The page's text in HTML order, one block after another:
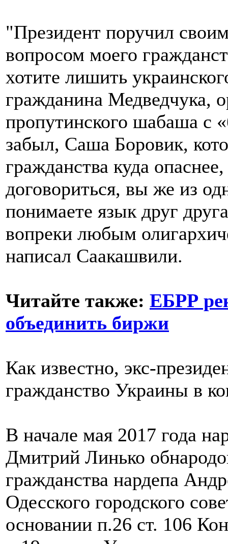
"Президент поручил
вопросом моего
хотите лишить
гражданина Медведчука,
пропутинского шабаша с
забыл, Саша Боровик,
гражданства куда
договориться, вы же из
понимаете язык друг
вопреки любым
написал Саакашвили.
Читайте также: ЕБРР
объединить биржи
Как известно, экс-
гражданство Украины в
В начале мая 2017 года
Дмитрий Линько
гражданства нардепа
Одесского городского
основании п.26 ст. 106